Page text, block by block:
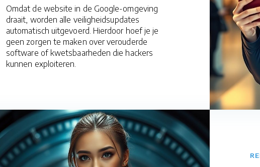
Omdat de website in de Google-omgeving
draait, worden alle veiligheidsupdates
automatisch uitgevoerd. Hierdoor hoef je je
geen zorgen te maken over verouderde
software of kwetsbaarheden die hackers
kunnen exploiteren.